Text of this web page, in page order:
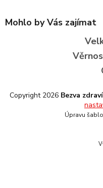
Mohlo by Vás zajímat
Copyright 2026 Bezva zdraví
Úpravu